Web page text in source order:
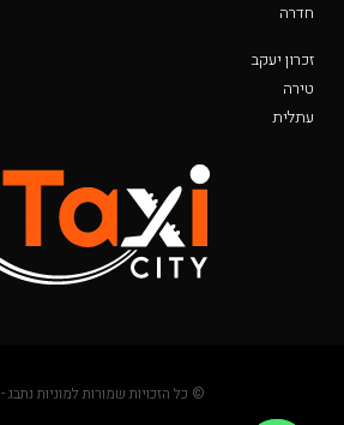
חדרה
זכרון יעקב
טירה
עתלית
© כל הזכויות שמורות למוניות נתבג - TaxiCity